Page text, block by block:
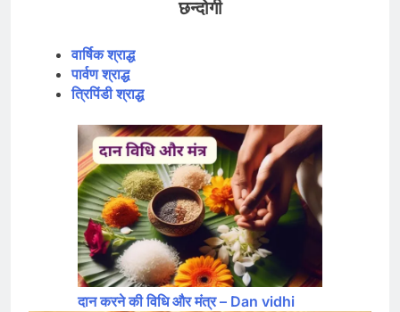
छन्दोगी
वार्षिक श्राद्ध
पार्वण श्राद्ध
त्रिपिंडी श्राद्ध
दान करने की विधि और मंत्र – Dan vidhi